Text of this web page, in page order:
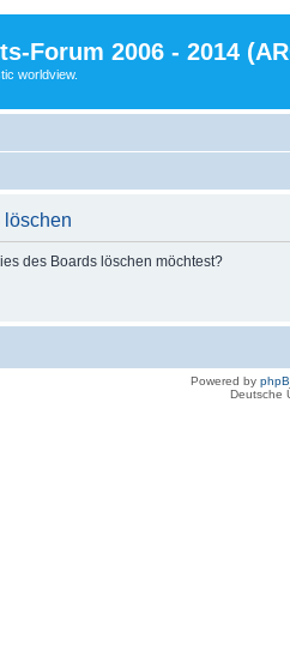
Forum 2006 - 2014
worldview.
des Boards löschen möchtest?
Powered by
Deutsche